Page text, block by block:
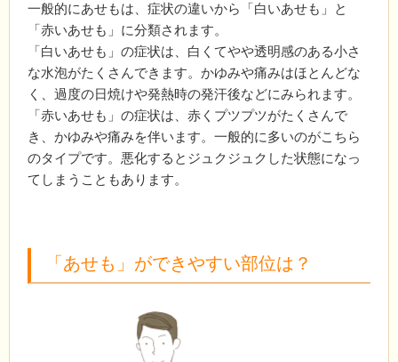
一般的にあせもは、症状の違いから「白いあせも」と
「赤いあせも」に分類されます。
「白いあせも」の症状は、白くてやや透明感のある小さ
な水泡がたくさんできます。かゆみや痛みはほとんどな
く、過度の日焼けや発熱時の発汗後などにみられます。
「赤いあせも」の症状は、赤くプツプツがたくさんで
き、かゆみや痛みを伴います。一般的に多いのがこちら
のタイプです。悪化するとジュクジュクした状態になっ
てしまうこともあります。
「あせも」ができやすい部位は？